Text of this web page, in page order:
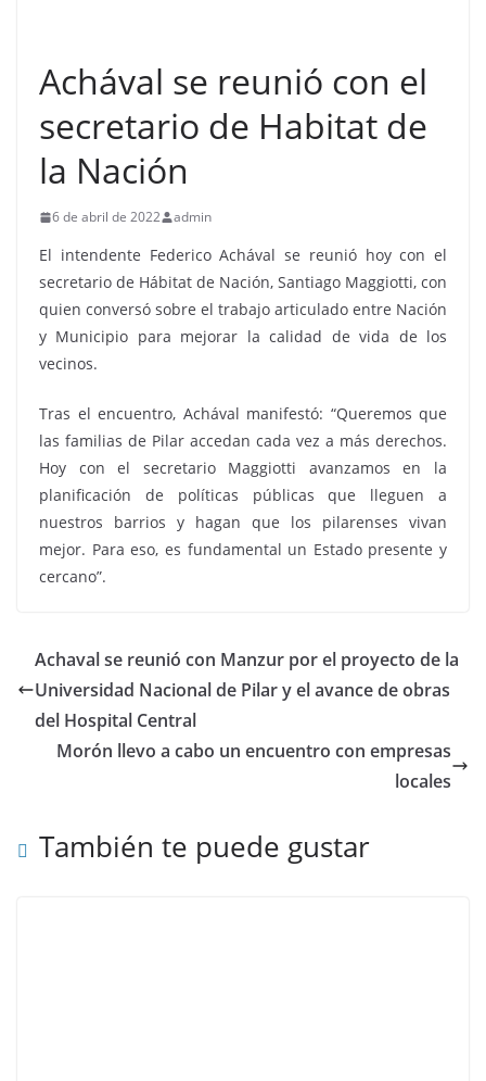
Achával se reunió con el
secretario de Habitat de
la Nación
6 de abril de 2022 admin
El intendente Federico Achával se reunió hoy con el
secretario de Hábitat de Nación, Santiago Maggiotti, con
quien conversó sobre el trabajo articulado entre Nación
y Municipio para mejorar la calidad de vida de los
vecinos.
Tras el encuentro, Achával manifestó: “Queremos que
las familias de Pilar accedan cada vez a más derechos.
Hoy con el secretario Maggiotti avanzamos en la
planificación de políticas públicas que lleguen a
nuestros barrios y hagan que los pilarenses vivan
mejor. Para eso, es fundamental un Estado presente y
cercano”.
Achaval se reunió con Manzur por el proyecto de la
Universidad Nacional de Pilar y el avance de obras
del Hospital Central
Morón llevo a cabo un encuentro con empresas
locales
También te puede gustar